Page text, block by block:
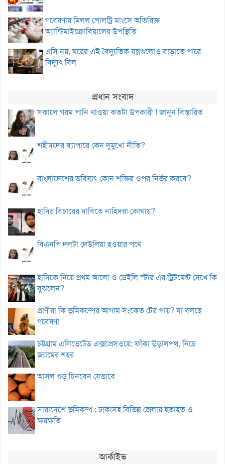
গবেষণায় মিলল পোলট্রি মাংসে অতিরিক্ত
অ্যান্টিমাইক্রোবিয়ালের উপস্থিতি
এসি নয়, ঘরের এই বৈদ্যুতিক যন্ত্রগুলোও বাড়াতে পারে
বিদ্যুৎ বিল
প্রধান সংবাদ
সকালে গরম পানি খাওয়া কতটা উপকারী ! জানুন বিস্তারিত
শহীদদের ব্যাপারে কেন দুমুখো নীতি?
বাংলাদেশের ভবিষ্যৎ কোন শক্তির ওপর নির্ভর করবে?
হাদির বিচারের দাবিতে নাহিদরা কোথায়?
বিএনপি দলটা দেউলিয়া হওয়ার পথে
হাদিকে নিয়ে প্রথম আলো ও ডেইলি স্টার এর ট্রিটমেন্ট দেখে কি
বুঝলেন?
প্রাণীরা কি ভূমিকম্পের আগাম সংকেত টের পায়? যা বলছে
গবেষণা
চট্টগ্রাম এলিভেটেড এক্সপ্রেসওয়ে: ফাঁকা উড়ালপথ, নিচে
জ্যামের শহর
আসল গুড় চিনবেন যেভাবে
সারাদেশে ভূমিকম্প : ঢাকাসহ বিভিন্ন জেলায় হতাহত ও
ক্ষয়ক্ষতি
আর্কাইভ